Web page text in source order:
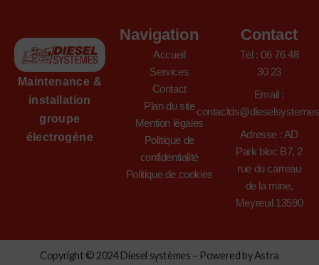
Maintenance &
installation
groupe
électrogène
Navigation
Accueil
Services
Contact
Plan du site
Mention légales
Politique de
confidentialité
Politique de cookies
Contact
Tél : 06 76 48
30 23
Email :
Adresse : AD
Park bloc B7, 2
rue du carreau
de la mine,
Meyreuil 13590
Copyright © 2024 Diesel systèmes – Powered by Astra